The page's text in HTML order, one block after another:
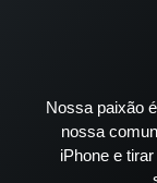
Nossa paixão
nossa
iPhone e